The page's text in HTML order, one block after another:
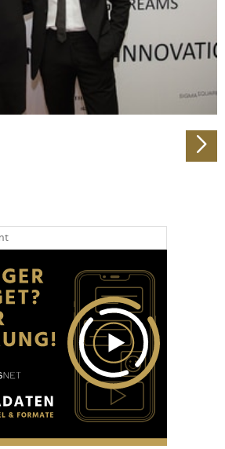
um Inhalte und Anzeigen zu
für soziale Medien anbieten
auf unsere Website zu
geben wir Informationen zu Ihrer
Website an unsere Partner für
Informationen möglicherweise mit
die Sie ihnen bereitgestellt